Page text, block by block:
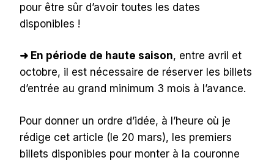
pour être sûr d’avoir toutes les dates
disponibles !
➜ En période de haute saison, entre avril et
octobre, il est nécessaire de réserver les billets
d’entrée au grand minimum 3 mois à l’avance.
Pour donner un ordre d’idée, à l’heure où je
rédige cet article (le 20 mars), les premiers
billets disponibles pour monter à la couronne